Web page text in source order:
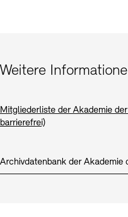
Weitere
Mitgliederliste der Akademie
barrierefrei)
Archivdatenbank der Akademie